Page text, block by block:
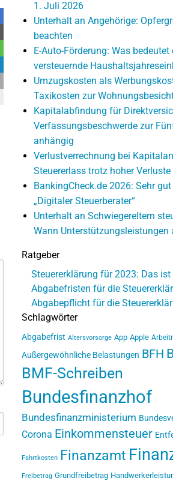
1. Juli 2026
Unterhalt an Angehörige:
beachten
E-Auto-Förderung: Was bedeutet
versteuernde
Umzugskosten als
Taxikosten zur
Kapitalabfindung für
Verfassungsbeschwerde zur
anhängig
Verlustverrechnung bei
Steuererlass trotz hoher Verluste
BankingCheck.de 2026: Sehr
„Digitaler Steuerberater“
Unterhalt an Schwiegereltern
Wann Unterstützungsleistungen
Ratgeber
Steuererklärung für 2023: Das ist
Abgabefristen für die
Abgabepflicht für die
Schlagwörter
Abgabefrist Altersvorsorge App Apple
Außergewöhnliche Belastungen BFH
BMF-Schreiben
Bundesfinanzhof
Bundesfinanzministerium
Corona Einkommensteuer
Fahrtkosten Finanzamt
Freibetrag Grundfreibetrag